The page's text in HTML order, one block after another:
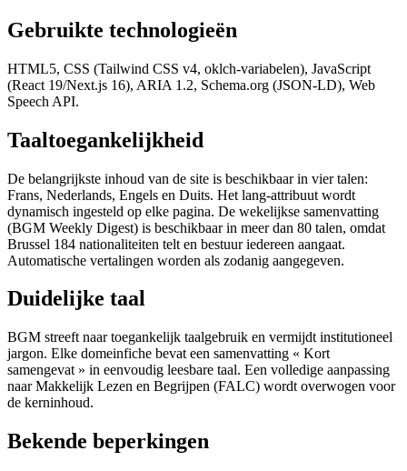
Gebruikte technologieën
HTML5, CSS (Tailwind CSS v4, oklch-variabelen), JavaScript
(React 19/Next.js 16), ARIA 1.2, Schema.org (JSON-LD), Web
Speech API.
Taaltoegankelijkheid
De belangrijkste inhoud van de site is beschikbaar in vier talen:
Frans, Nederlands, Engels en Duits. Het lang-attribuut wordt
dynamisch ingesteld op elke pagina. De wekelijkse samenvatting
(BGM Weekly Digest) is beschikbaar in meer dan 80 talen, omdat
Brussel 184 nationaliteiten telt en bestuur iedereen aangaat.
Automatische vertalingen worden als zodanig aangegeven.
Duidelijke taal
BGM streeft naar toegankelijk taalgebruik en vermijdt institutioneel
jargon. Elke domeinfiche bevat een samenvatting « Kort
samengevat » in eenvoudig leesbare taal. Een volledige aanpassing
naar Makkelijk Lezen en Begrijpen (FALC) wordt overwogen voor
de kerninhoud.
Bekende beperkingen